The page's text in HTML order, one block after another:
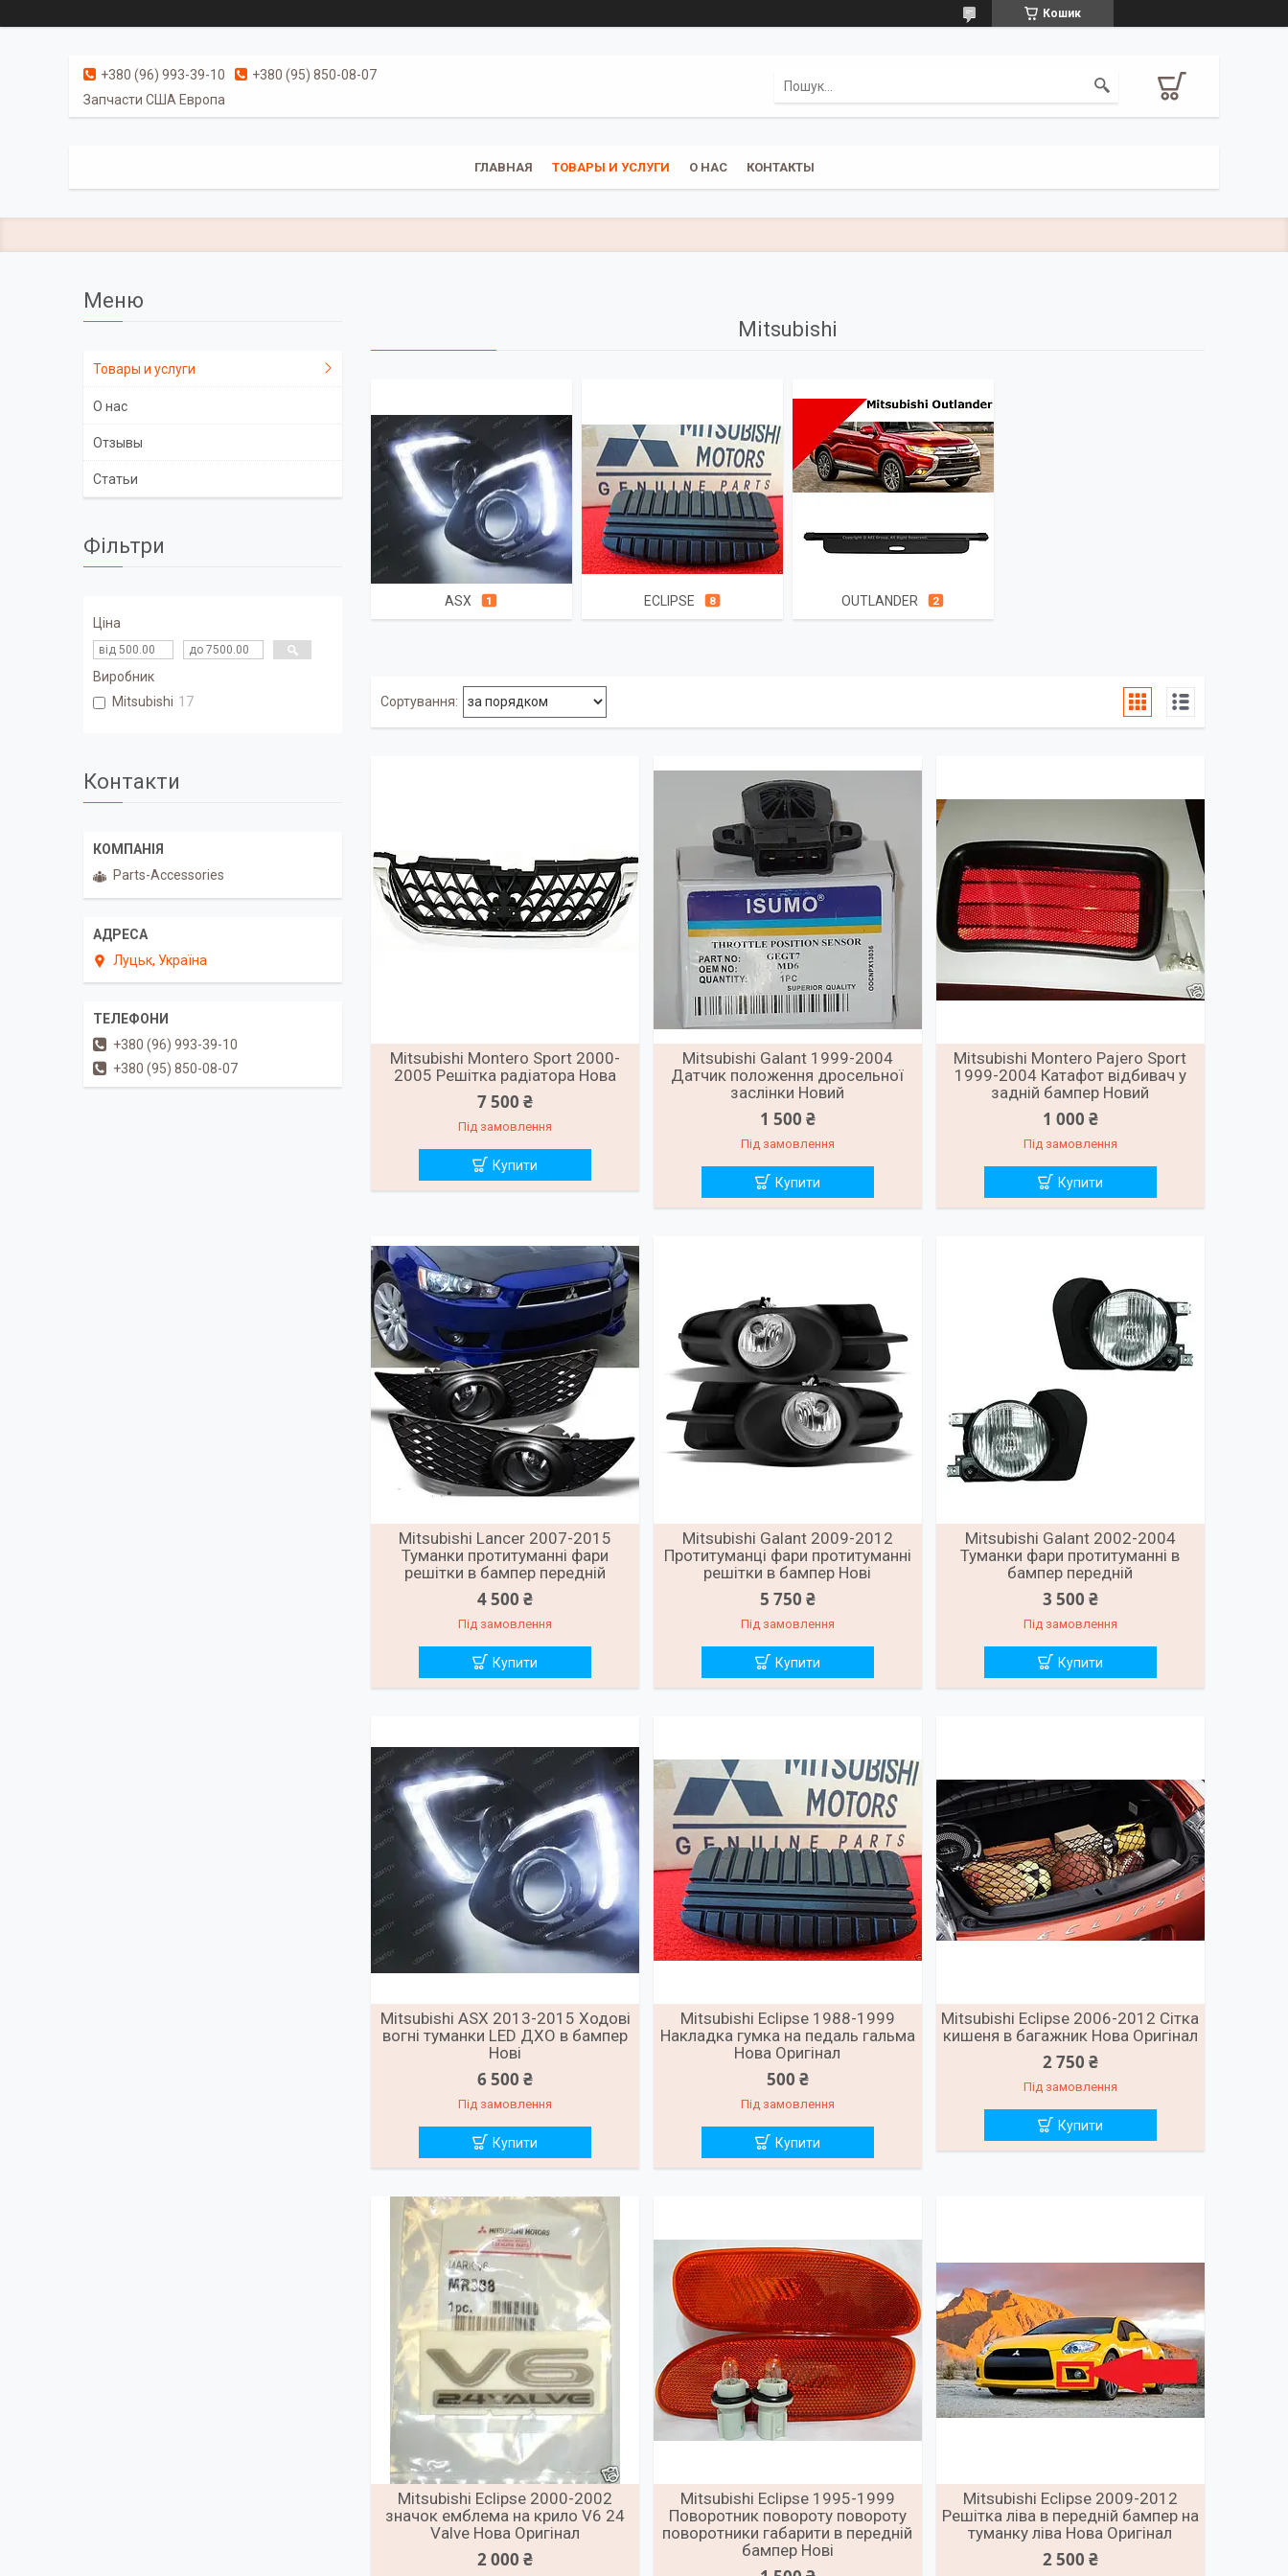
Кошик
+380 (96) 993-39-10
+380 (95) 850-08-07
Запчасти США Европа
ГЛАВНАЯ ТОВАРЫ И УСЛУГИ О НАС КОНТАКТЫ
Mitsubishi
ASX 1 ECLIPSE 8 OUTLANDER 2
Mitsubishi Montero Sport 2000-
2005 Решітка радіатора Нова
7 500 ₴
Під замовлення
Купити
Mitsubishi Galant 1999-2004
Датчик положення дросельної
заслінки Новий
1 500 ₴
Під замовлення
Купити
Mitsubishi Montero Pajero Sport
1999-2004 Катафот відбивач у
задній бампер Новий
1 000 ₴
Під замовлення
Купити
Mitsubishi Lancer 2007-2015
Туманки протитуманні фари
решітки в бампер передній
4 500 ₴
Під замовлення
Купити
Mitsubishi Galant 2009-2012
Протитуманці фари протитуманні
решітки в бампер Нові
5 750 ₴
Під замовлення
Купити
Mitsubishi Galant 2002-2004
Туманки фари протитуманні в
бампер передній
3 500 ₴
Під замовлення
Купити
Mitsubishi ASX 2013-2015 Ходові
вогні туманки LED ДХО в бампер
Нові
6 500 ₴
Під замовлення
Купити
Mitsubishi Eclipse 1988-1999
Накладка гумка на педаль гальма
Нова Оригінал
500 ₴
Під замовлення
Купити
Mitsubishi Eclipse 2006-2012 Сітка
кишеня в багажник Нова Оригінал
2 750 ₴
Під замовлення
Купити
Mitsubishi Eclipse 2000-2002
значок емблема на крило V6 24
Valve Нова Оригінал
2 000 ₴
Mitsubishi Eclipse 1995-1999
Поворотник повороту повороту
поворотники габарити в передній
бампер Нові
Mitsubishi Eclipse 2009-2012
Решітка ліва в передній бампер на
туманку ліва Нова Оригінал
2 500 ₴
Товары и услуги
О нас
Отзывы
Статьи
Фільтри
Ціна
Виробник
Mitsubishi 17
Контакти
Parts-Accessories
Луцьк, Україна
+380 (96) 993-39-10
+380 (95) 850-08-07